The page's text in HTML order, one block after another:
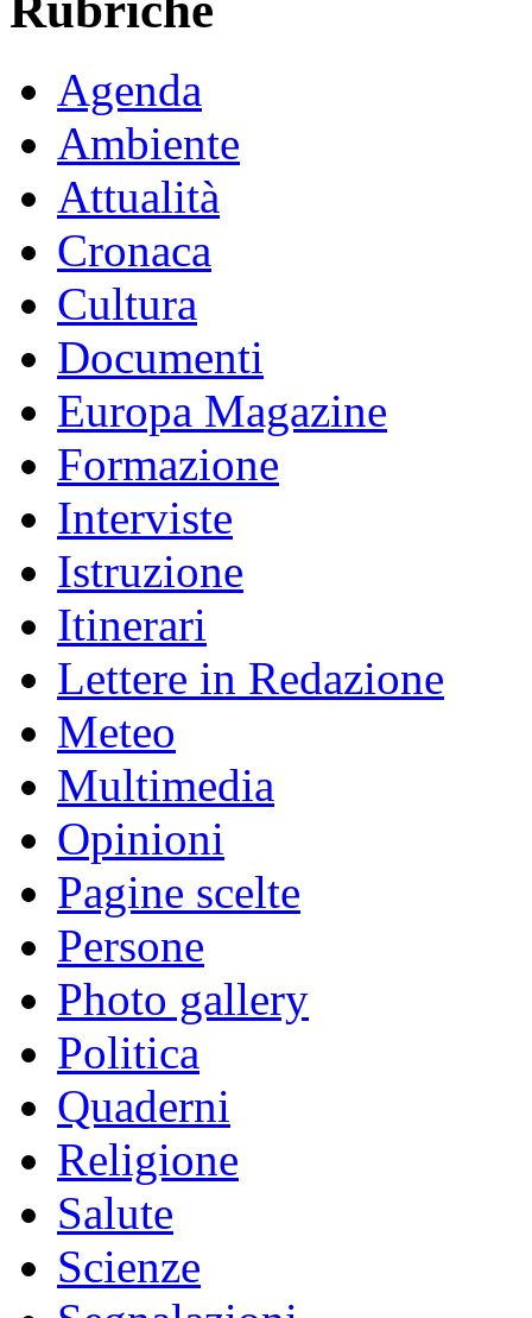
Agenda
Ambiente
Attualità
Cronaca
Cultura
Documenti
Europa Magazine
Formazione
Interviste
Istruzione
Itinerari
Lettere in Redazione
Meteo
Multimedia
Opinioni
Pagine scelte
Persone
Photo gallery
Politica
Quaderni
Religione
Salute
Scienze